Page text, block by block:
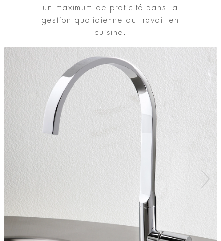
un maximum de praticité dans la
gestion quotidienne du travail en
cuisine.